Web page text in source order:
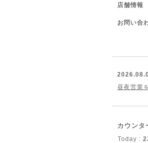
店舗情報
お問い合
昼夜営業
カウンタ
Today :